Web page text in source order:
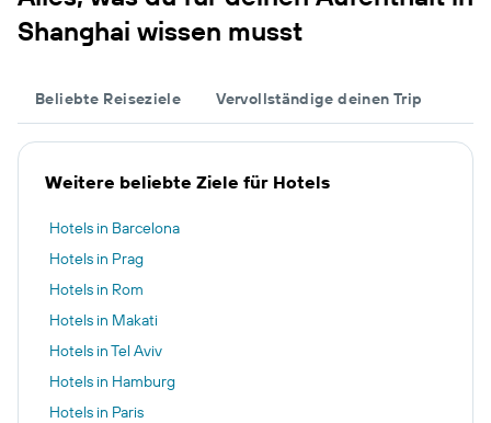
Shanghai wissen musst
Beliebte Reiseziele Vervollständige deinen Trip
Weitere beliebte Ziele für Hotels
Hotels in Barcelona
Hotels in Prag
Hotels in Rom
Hotels in Makati
Hotels in Tel Aviv
Hotels in Hamburg
Hotels in Paris